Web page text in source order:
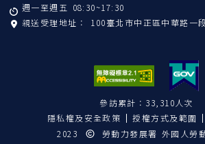
週一至週五 08:30~17:30
親送受理地址： 100臺北市中正區中華路一
參訪累計：33,310人次
隱私權及安全政策
授權方式及範圍
2023
勞動力發展署 外國人勞